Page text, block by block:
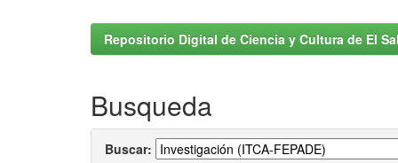
Repositorio Digital de Ciencia y Cultura de El
Busqueda
Buscar: